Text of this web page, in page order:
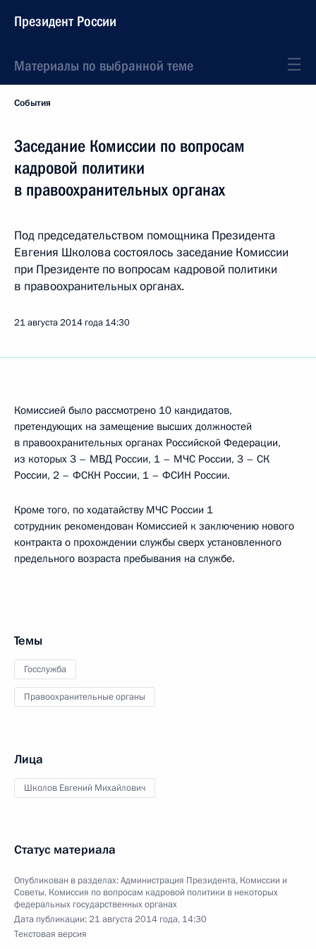
Президент России
Материалы по выбранной теме
События
Заседание Комиссии по вопросам
кадровой политики
в правоохранительных органах
Под председательством помощника Президента
Евгения Школова состоялось заседание Комиссии
при Президенте по вопросам кадровой политики
в правоохранительных органах.
21 августа 2014 года 14:30
Комиссией было рассмотрено 10 кандидатов,
претендующих на замещение высших должностей
в правоохранительных органах Российской Федерации,
из которых 3 – МВД России, 1 – МЧС России, 3 – СК
России, 2 – ФСКН России, 1 – ФСИН России.
Кроме того, по ходатайству МЧС России 1
сотрудник рекомендован Комиссией к заключению нового
контракта о прохождении службы сверх установленного
предельного возраста пребывания на службе.
Темы
Госслужба
Правоохранительные органы
Лица
Школов Евгений Михайлович
Статус материала
Опубликован в разделах:Администрация Президента, Комиссии и
Советы, Комиссия по вопросам кадровой политики в некоторых
федеральных государственных органах
Дата публикации:21 августа 2014 года, 14:30
Текстовая версия